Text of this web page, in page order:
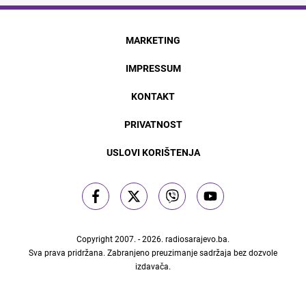
MARKETING
IMPRESSUM
KONTAKT
PRIVATNOST
USLOVI KORIŠTENJA
Copyright 2007. - 2026. radiosarajevo.ba.
Sva prava pridržana. Zabranjeno preuzimanje sadržaja bez dozvole
izdavača.